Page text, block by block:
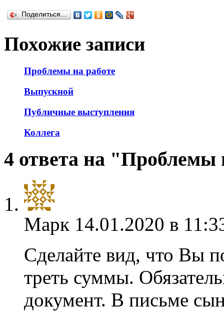
Поделиться…
Похожие записи
Проблемы на работе
Выпускной
Публичные выступления
Коллега
4 ответа на "Проблемы
Марк 14.01.2020 в
Сделайте вид, что Вы
треть суммы.
документ. В письме